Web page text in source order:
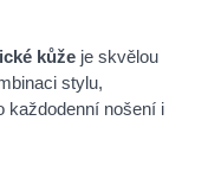
kůže je skvělou
stylu,
každodenní nošení i